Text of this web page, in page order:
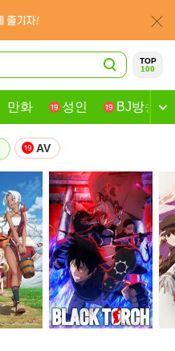
TOP
100
만화 성인 BJ방송
AV